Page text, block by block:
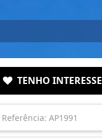
TENHO INTERESSE